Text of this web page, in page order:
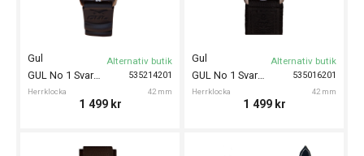
535214201
Gul
Herrklocka 42 mm
GUL No 1 Svart IPB PU 42mm
Alternativ butik
1 499 kr
535016201
Gul
Herrklocka 42 mm
GUL No 1 Svart Velcro 42mm
Alternativ butik
1 499 kr